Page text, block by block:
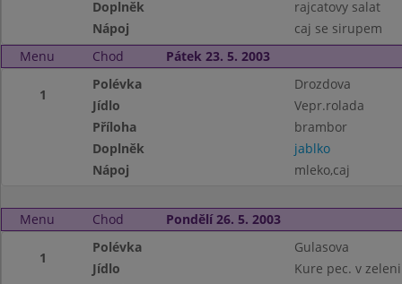
Doplněk
rajcatovy salat
Nápoj
caj se sirupem
Menu
Chod Pátek 23. 5. 2003
1
Polévka
Drozdova
Jídlo
Vepr.rolada
Příloha
brambor
Doplněk
jablko
Nápoj
mleko,caj
Menu Chod Pondělí 26. 5. 2003
1
Polévka
Gulasova
Jídlo
Kure pec. v